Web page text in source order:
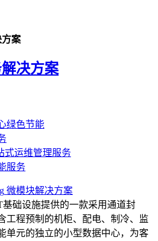
案
决方案
绿色节能
式运维管理服务
服务
微模块解决方案
基础设施提供的一款采用通道封
工程预制的机柜、配电、制冷、监
单元的独立的小型数据中心，为客